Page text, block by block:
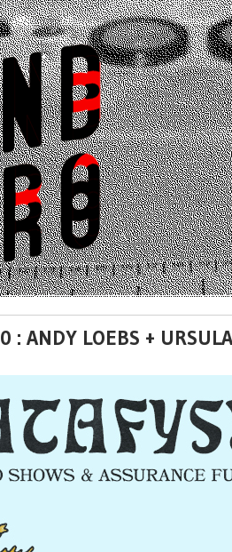
: ANDY LOEBS +